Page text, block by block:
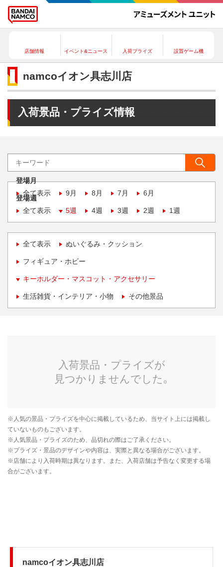
店舗情報 イベント&ニュース 入荷プライズ 設置ゲーム機
namcoイオン具志川店
入荷景品・プライズ情報
登場月
全て表示
9月 8月 7月 6月
登場週
全て表示
5週 4週 3週 2週 1週
全て表示 ぬいぐるみ・クッション
フィギュア・ホビー
キーホルダー・マスコット・アクセサリー
生活雑貨・インテリア・小物 その他景品
namcoイオン具志川店